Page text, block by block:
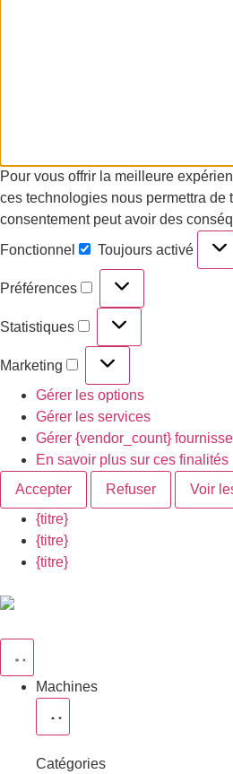
Pour vous offrir la meilleure
ces technologies nous permettra
consentement peut avoir des
Fonctionnel
Toujours activé
Préférences
Statistiques
Marketing
Gérer les options
Gérer les services
Gérer {vendor_count}
En savoir plus sur ces finalités
Accepter
Refuser Voir
{titre}
{titre}
{titre}
Machines
Catégories